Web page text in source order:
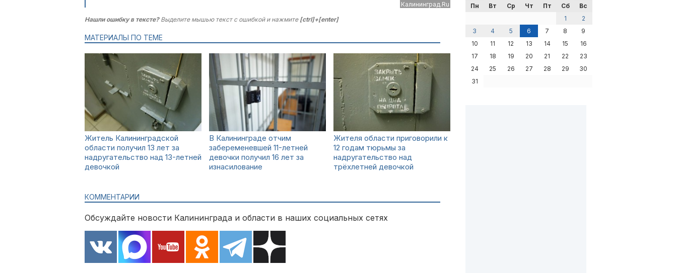
Калининград.Ru
Нашли ошибку в тексте?Выделите мышью текст с ошибкой и нажмите [ctrl]+[enter]
МАТЕРИАЛЫ ПО ТЕМЕ
Житель Калининградской
области получил 13 лет за
надругательство над 13-летней
девочкой
В Калининграде отчим
забеременевшей 11-летней
девочки получил 16 лет за
изнасилование
Жителя области приговорили к
12 годам тюрьмы за
надругательство над
трёхлетней девочкой
КОММЕНТАРИИ
Обсуждайте новости Калининграда и области в наших социальных сетях
Пн
Вт Ср Чт Пт Сб
Вс
1
2
3
4 5 6 7 8
9
10
11 12 13 14 15
16
17
18 19 20 21 22
23
24
25 26 27 28 29
30
31